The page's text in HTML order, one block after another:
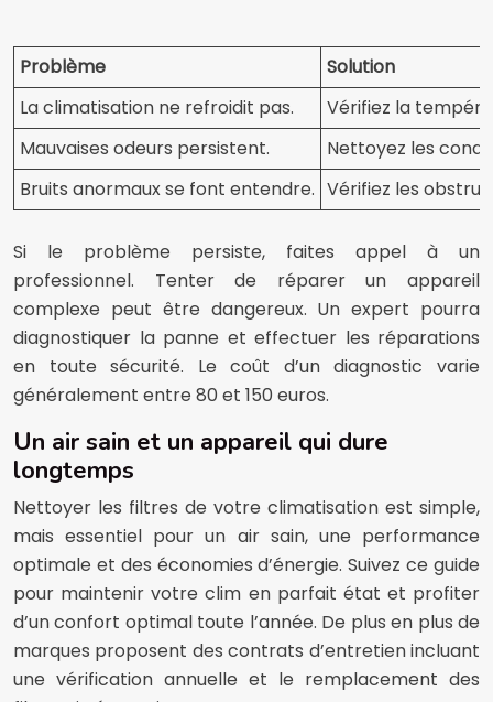
Problème
Solution
La climatisation ne refroidit pas.
Vérifiez la
Mauvaises odeurs persistent.
Nettoyez les
Bruits anormaux se font entendre. Vérifiez les
Si le problème persiste, faites appel à un
professionnel. Tenter de réparer un appareil
complexe peut être dangereux. Un expert pourra
diagnostiquer la panne et effectuer les réparations
en toute sécurité. Le coût d’un diagnostic varie
généralement entre 80 et 150 euros.
Un air sain et un appareil qui dure
longtemps
Nettoyer les filtres de votre climatisation est simple,
mais essentiel pour un air sain, une performance
optimale et des économies d’énergie. Suivez ce guide
pour maintenir votre clim en parfait état et profiter
d’un confort optimal toute l’année. De plus en plus de
marques proposent des contrats d’entretien incluant
une vérification annuelle et le remplacement des